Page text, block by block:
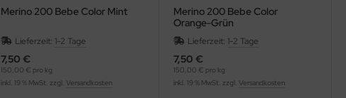
Merino 200 Bebe Color Mint
Lieferzeit: 1-2 Tage
7,50 €
150,00 € pro kg
inkl. 19 % MwSt. zzgl. Versandkosten
Merino 200 Bebe Color
Orange-Grün
Lieferzeit: 1-2 Tage
7,50 €
150,00 € pro kg
inkl. 19 % MwSt. zzgl. Versandkosten